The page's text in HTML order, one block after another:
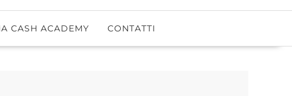
CASH ACADEMY CONTATTI